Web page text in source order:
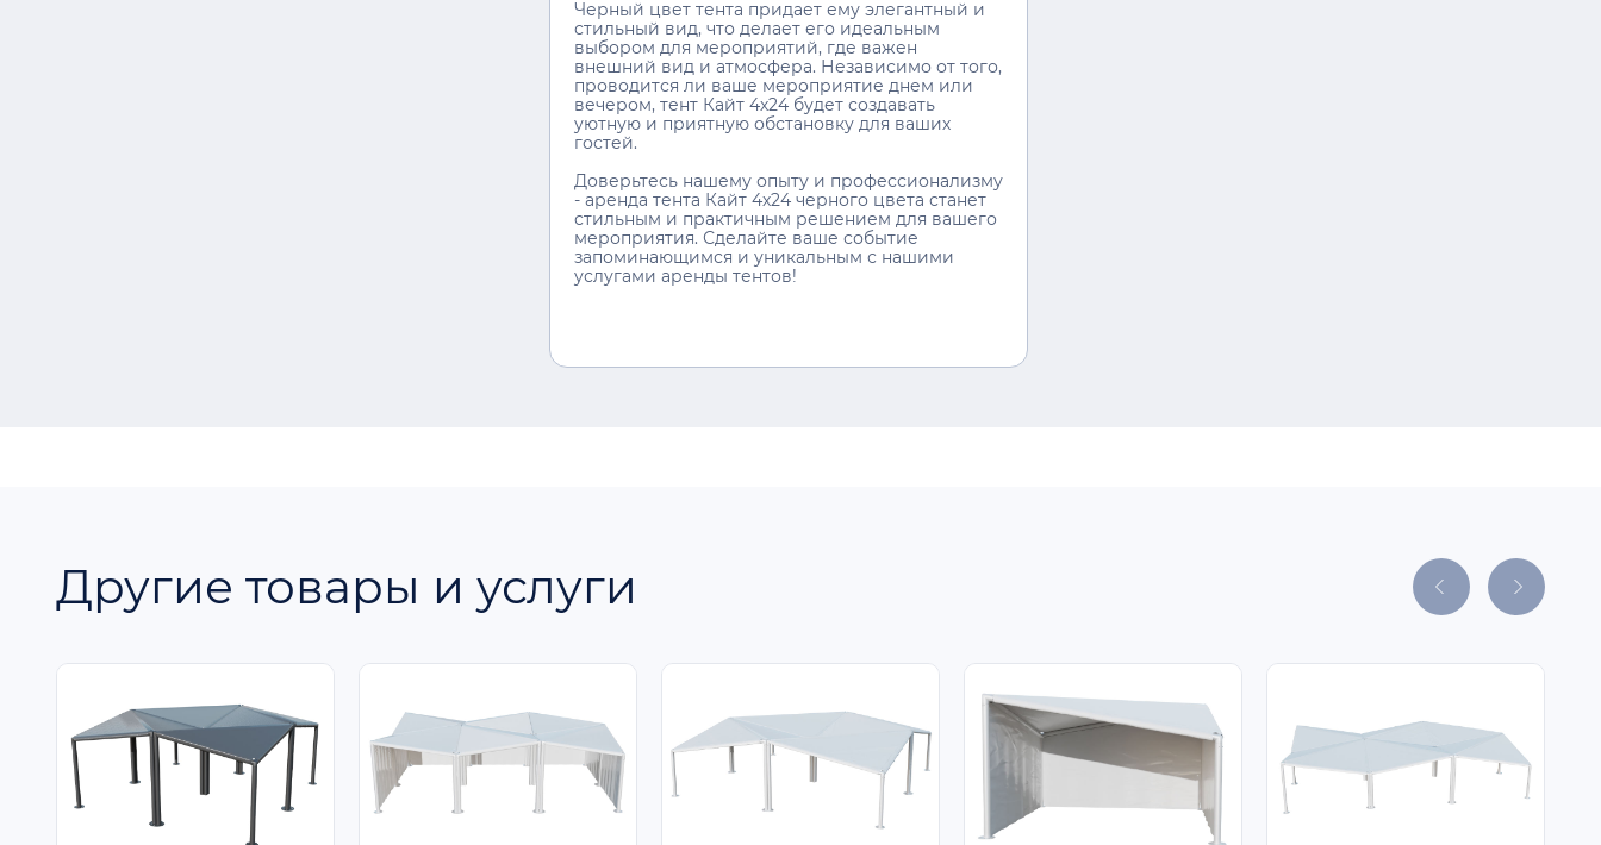
Черный цвет тента придает ему элегантный и
стильный вид, что делает его идеальным
выбором для мероприятий, где важен
внешний вид и атмосфера. Независимо от того,
проводится ли ваше мероприятие днем или
вечером, тент Кайт 4х24 будет создавать
уютную и приятную обстановку для ваших
гостей.
Доверьтесь нашему опыту и профессионализму
- аренда тента Кайт 4х24 черного цвета станет
стильным и практичным решением для вашего
мероприятия. Сделайте ваше событие
запоминающимся и уникальным с нашими
услугами аренды тентов!
Другие товары и услуги